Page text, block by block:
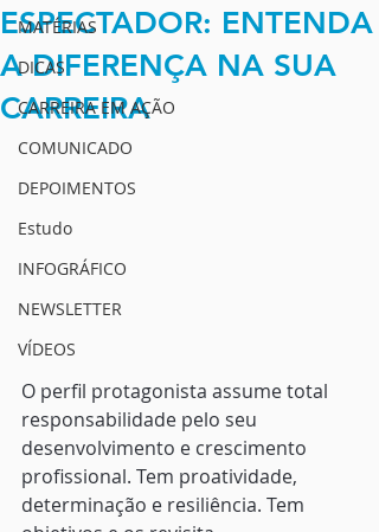
MATÉRIAS
DICAS
CARREIRA EM AÇÃO
COMUNICADO
DEPOIMENTOS
Estudo
INFOGRÁFICO
NEWSLETTER
VÍDEOS
ESPECTADOR: ENTENDA
A DIFERENÇA NA SUA
CARREIRA
O perfil protagonista assume total
responsabilidade pelo seu
desenvolvimento e crescimento
profissional. Tem proatividade,
determinação e resiliência. Tem